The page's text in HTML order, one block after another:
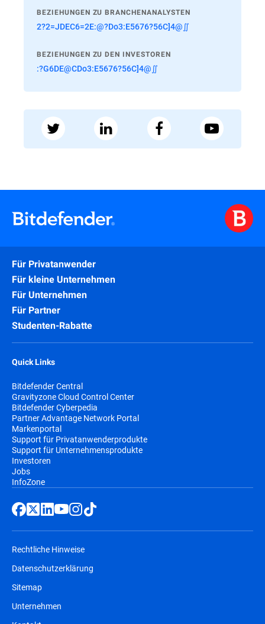
BEZIEHUNGEN ZU BRANCHENANALYSTEN
2?2=JDEC6=2E:@?Do3:E5676?56C]4@∬
BEZIEHUNGEN ZU DEN INVESTOREN
:?G6DE@CDo3:E5676?56C]4@∬
Für Privatanwender
Für kleine Unternehmen
Für Unternehmen
Für Partner
Studenten-Rabatte
Quick Links
Bitdefender Central
Gravityzone Cloud Control Center
Bitdefender Cyberpedia
Partner Advantage Network Portal
Markenportal
Support für Privatanwenderprodukte
Support für Unternehmensprodukte
Investoren
Jobs
InfoZone
Rechtliche Hinweise
Datenschutzerklärung
Sitemap
Unternehmen